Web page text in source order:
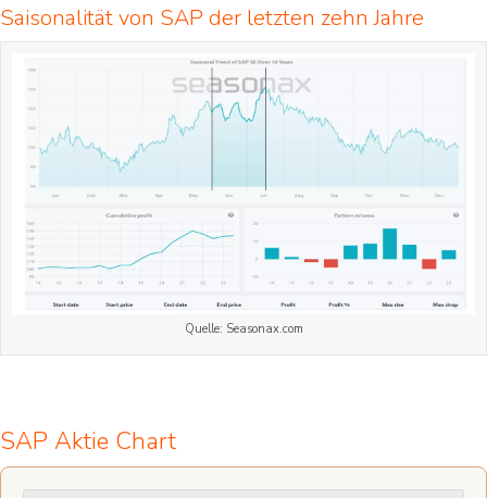
Saisonalität von SAP der letzten zehn Jahre
Quelle: Seasonax.com
SAP Aktie Chart